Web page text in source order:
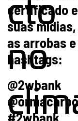
cto
no
certificado
suas
as arrobas
hashtags:
@2wbank
#2wbank